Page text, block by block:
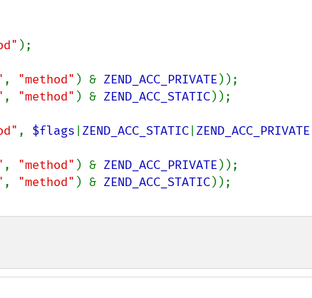
);
, "method" ) & ZEND_ACC_PRIVATE
, "method" ) & ZEND_ACC_STATIC));
, $flags ZEND_ACC_STATIC ZEND_ACC_PRIVATE
, "method" ) & ZEND_ACC_PRIVATE
, "method" ) & ZEND_ACC_STATIC